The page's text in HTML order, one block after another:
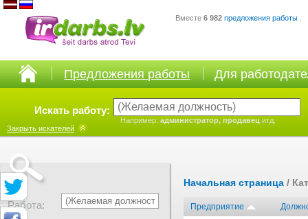
Вместе 6 982 предложения работы
Предложения работы Для
Искать работу:
Например: администратор, продавец итд.
Закрыть искателей
Работа:
Начальная страница /
Предприятие